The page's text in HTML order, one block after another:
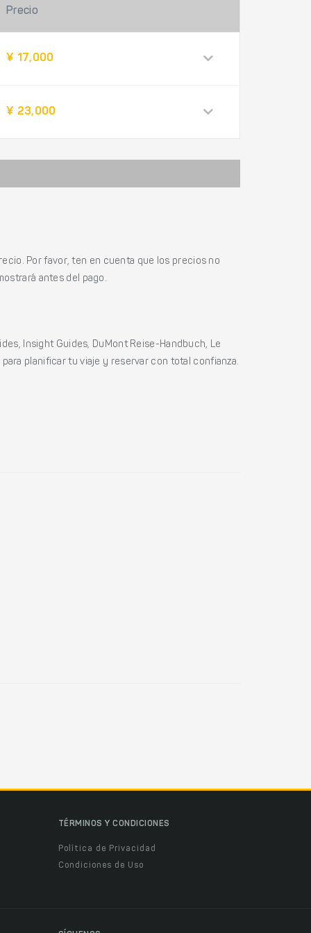
Precio
¥ 17,000
¥ 23,000
Por favor, ten en cuenta que los precios no
antes del pago.
Insight Guides, DuMont Reise-Handbuch, Le
planificar tu viaje y reservar con total confianza.
TÉRMINOS Y CONDICIONES
Política de Privacidad
Condiciones de Uso